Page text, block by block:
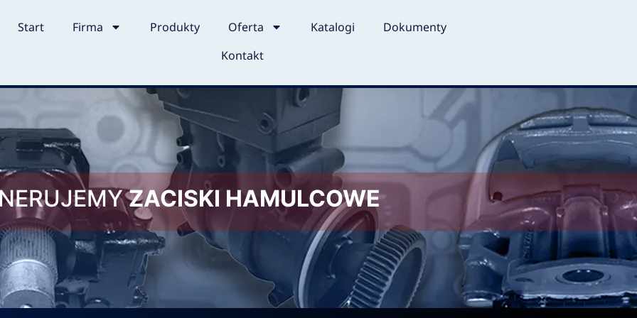
Start Firma Produkty Oferta Katalogi
Dokumenty
Kontakt
ZACISKI HAMULCOWE